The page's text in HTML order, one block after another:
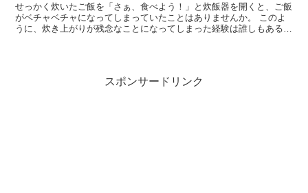
せっかく炊いたご飯を「さぁ、食べよう！」と炊飯器を開くと、ご飯
がベチャベチャになってしまっていたことはありませんか。 このよ
うに、炊き上がりが残念なことになってしまった経験は誰しもあると
スポンサードリンク